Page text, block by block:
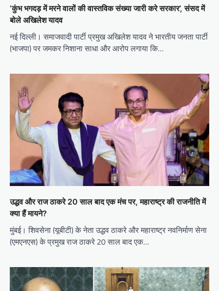
‘कुंभ भगदड़ में मरने वालों की वास्तविक संख्या जारी करे सरकार’, संसद में
बोले अखिलेश यादव
नई दिल्ली। समाजवादी पार्टी प्रमुख अखिलेश यादव ने भारतीय जनता पार्टी
(भाजपा) पर जमकर निशाना साधा और आरोप लगाया कि…
उद्धव और राज ठाकरे 20 साल बाद एक मंच पर, महाराष्ट्र की राजनीति में
क्या हैं मायने?
मुंबई। शिवसेना (यूबीटी) के नेता उद्धव ठाकरे और महाराष्ट्र नवनिर्माण सेना
(एमएनएस) के प्रमुख राज ठाकरे 20 साल बाद एक…